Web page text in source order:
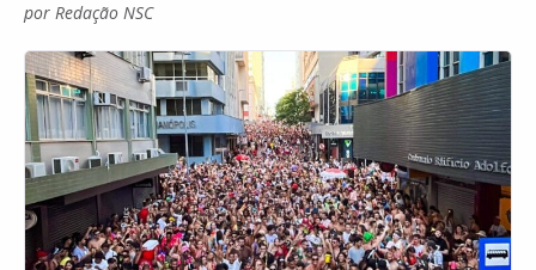
por Redação NSC